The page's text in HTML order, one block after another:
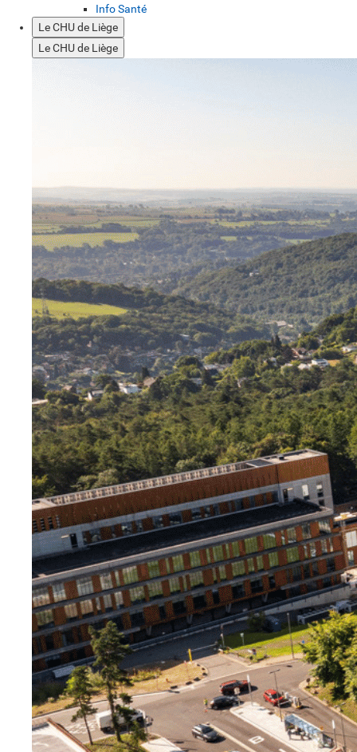
Info Santé
Le CHU de Liège
Le CHU de Liège